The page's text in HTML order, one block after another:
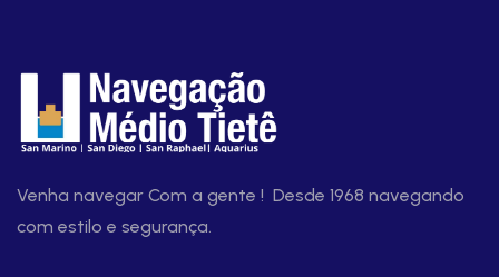
Venha navegar Com a gente ! Desde 1968 navegando
com estilo e segurança.